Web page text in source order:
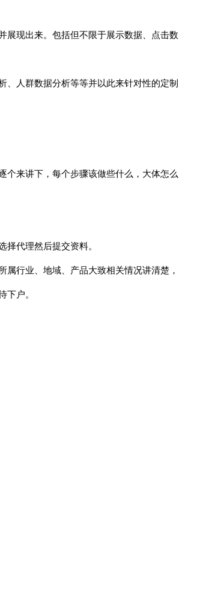
展现出来。包括但不限于展示数据、点击数
人群数据分析等等并以此来针对性的定制
个来讲下，每个步骤该做些什么，大体怎么
代理然后提交资料。
行业、地域、产品大致相关情况讲清楚，
下户。